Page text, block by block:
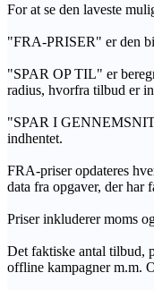
For at se den laveste
"FRA-PRISER" er den
"SPAR OP TIL" er
radius, hvorfra tilbud er
"SPAR I
indhentet.
FRA-priser opdateres
data fra opgaver, der har
Priser inkluderer moms
Det faktiske antal tilbud,
offline kampagner m.m.